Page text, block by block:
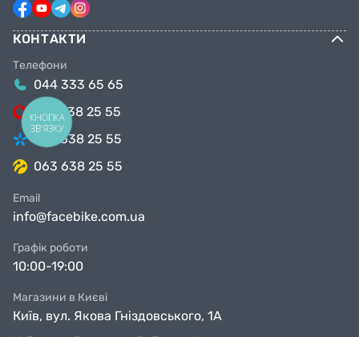
КОНТАКТИ
Телефони
044 333 65 65
099 638 25 55
098 638 25 55
063 638 25 55
Email
info@facebike.com.ua
Графік роботи
10:00-19:00
Магазини в Києві
Київ, вул. Якова Гніздовського, 1А
КНОПКА
ЗВ'ЯЗКУ